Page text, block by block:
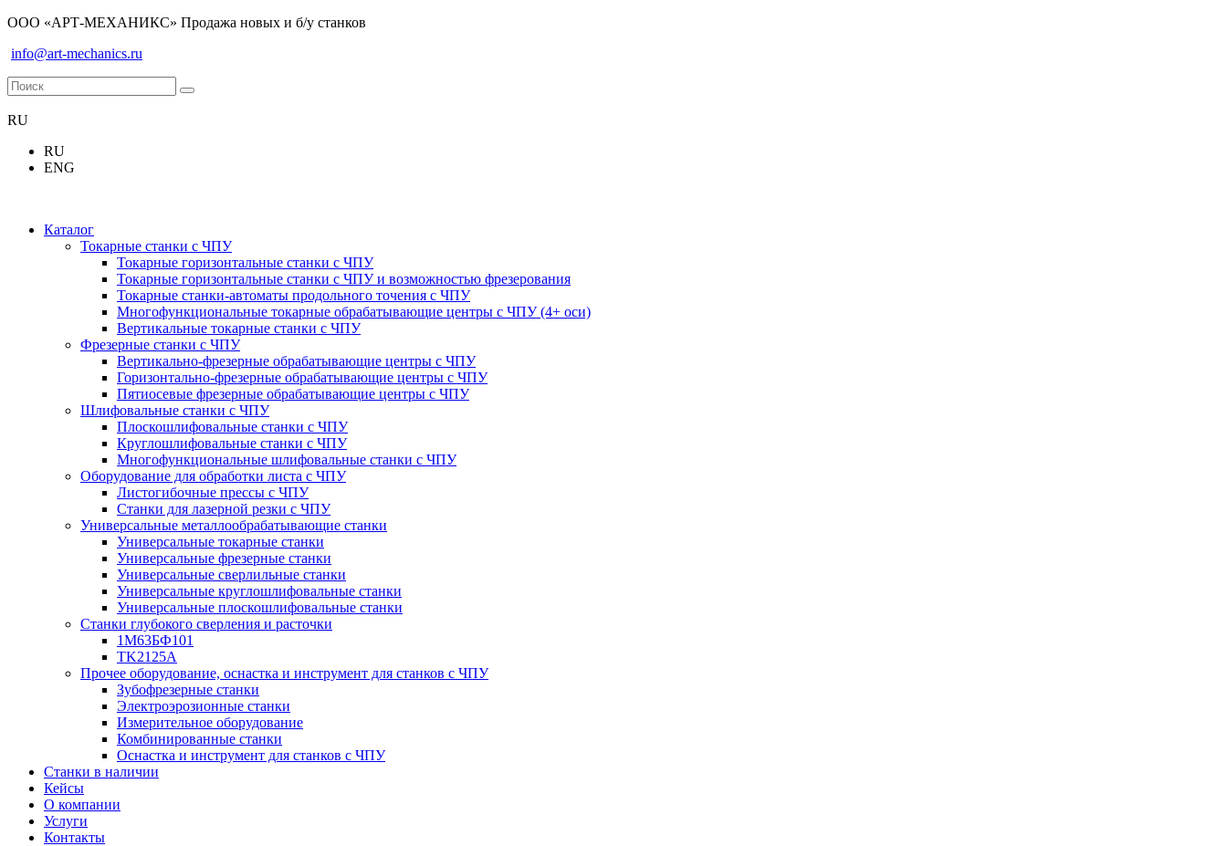
ООО «АРТ-МЕХАНИКС» Продажа новых и б/у станков
info@art-mechanics.ru
RU
RU
ENG
Каталог
Токарные станки с ЧПУ
Токарные горизонтальные станки с ЧПУ
Токарные горизонтальные станки с ЧПУ и возможностью фрезерования
Токарные станки-автоматы продольного точения с ЧПУ
Многофункциональные токарные обрабатывающие центры с ЧПУ (4+ оси)
Вертикальные токарные станки с ЧПУ
Фрезерные станки с ЧПУ
Вертикально-фрезерные обрабатывающие центры с ЧПУ
Горизонтально-фрезерные обрабатывающие центры с ЧПУ
Пятиосевые фрезерные обрабатывающие центры с ЧПУ
Шлифовальные станки с ЧПУ
Плоскошлифовальные станки с ЧПУ
Круглошлифовальные станки с ЧПУ
Многофункциональные шлифовальные станки с ЧПУ
Оборудование для обработки листа с ЧПУ
Листогибочные прессы с ЧПУ
Станки для лазерной резки с ЧПУ
Универсальные металлообрабатывающие станки
Универсальные токарные станки
Универсальные фрезерные станки
Универсальные сверлильные станки
Универсальные круглошлифовальные станки
Универсальные плоскошлифовальные станки
Станки глубокого сверления и расточки
1М63БФ101
TK2125A
Прочее оборудование, оснастка и инструмент для станков с ЧПУ
Зубофрезерные станки
Электроэрозионные станки
Измерительное оборудование
Комбинированные станки
Оснастка и инструмент для станков с ЧПУ
Станки в наличии
Кейсы
О компании
Услуги
Контакты